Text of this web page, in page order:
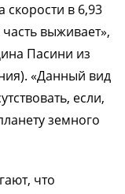
в 6,93
выживает»,
Пасини из
«Данный вид
если,
земного
что